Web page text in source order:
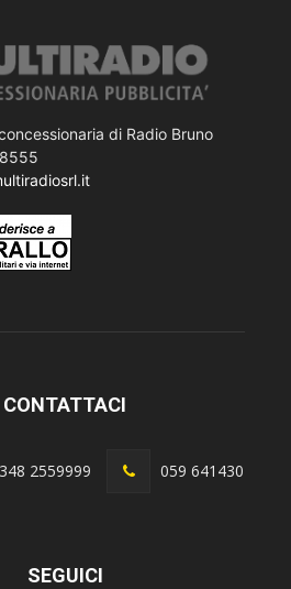
di Radio Bruno
CONTATTACI
348 2559999 059 641430
SEGUICI